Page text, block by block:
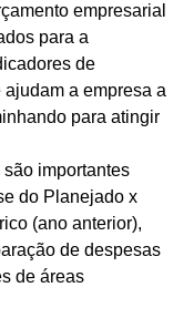
empresarial
para a
de
a empresa a
para atingir
importantes
do Planejado x
(ano anterior),
de despesas
de áreas